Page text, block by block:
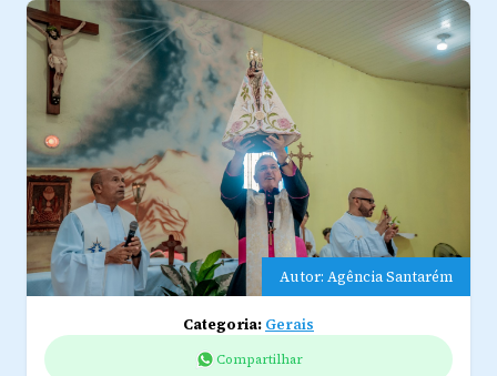
Autor: Agência Santarém
Categoria: Gerais
Compartilhar